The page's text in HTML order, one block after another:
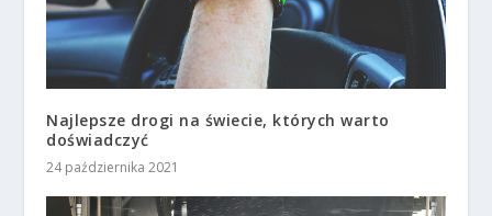
Najlepsze drogi na świecie, których warto
doświadczyć
24 października 2021